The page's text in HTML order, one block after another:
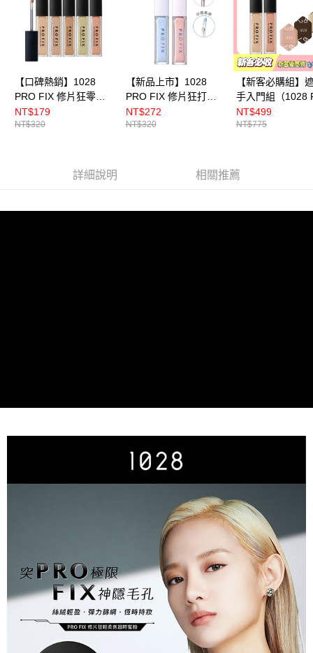
【口碑熱銷】1028
PRO FIX 修片狂零卡
紋超時遮瑕膏 (五色任
選)
NT$179
NT$320
【新品上市】1028
PRO FIX 修片狂打光
提亮液（二色任選）
NT$272
NT$320
【新客必購組】
手入門組（1028
FIX 修片狂零卡
遮瑕膏 x 2+贈
NT$499
NT$775
詳細說明 相關推薦